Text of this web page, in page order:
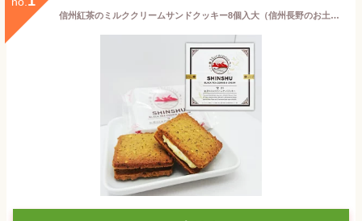
信州紅茶のミルククリームサンドクッキー8個入大（信州長野のお土産 お菓子 洋菓子 クッキー 土産 おみやげ お取り寄せ スイーツ 長野県 長野土産 長野お土産）